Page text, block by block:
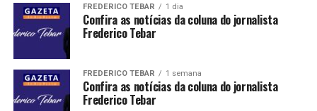
FREDERICO TEBAR 1 dia
Confira as notícias da coluna do jornalista
Frederico Tebar
FREDERICO TEBAR 1 semana
Confira as notícias da coluna do jornalista
Frederico Tebar